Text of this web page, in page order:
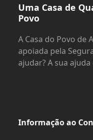
Uma Casa de
Povo
A Casa do Povo de
apoiada pela
ajudar? A sua
Informação ao